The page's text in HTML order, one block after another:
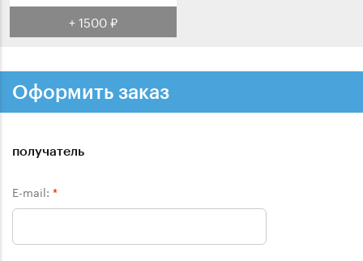
+ 1500 ₽
Оформить заказ
получатель
E-mail: *